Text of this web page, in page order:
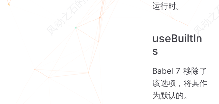
运行时。
useBuiltIn
s
Babel 7 移除了
该选项，将其作
为默认的。